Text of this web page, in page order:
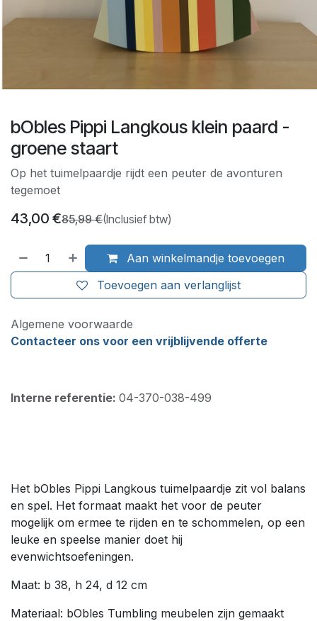
bObles Pippi Langkous klein paard -
groene staart
Op het tuimelpaardje rijdt een peuter de avonturen
tegemoet
43,00 €85,99€(Inclusief btw)
Aan winkelmandje toevoegen
Toevoegen aan verlanglijst
Algemene voorwaarde
Contacteer ons voor een vrijblijvende offerte
Interne referentie: 04-370-038-499
Het bObles Pippi Langkous tuimelpaardje zit vol balans
en spel. Het formaat maakt het voor de peuter
mogelijk om ermee te rijden en te schommelen, op een
leuke en speelse manier doet hij
evenwichtsoefeningen.
Maat: b 38, h 24, d 12 cm
Materiaal: bObles Tumbling meubelen zijn gemaakt